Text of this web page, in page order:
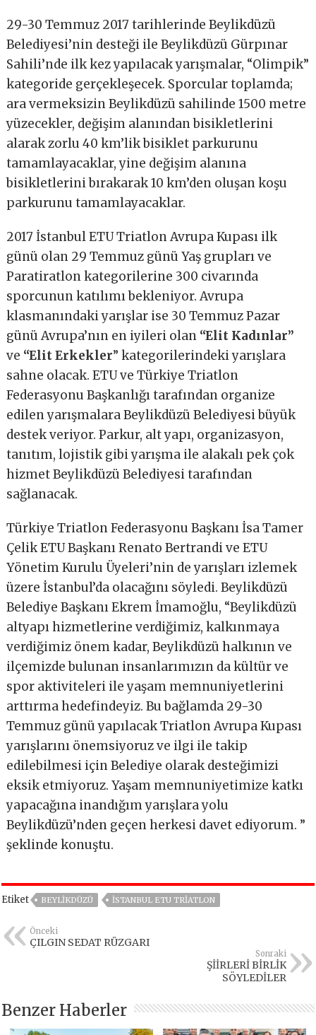
29-30 Temmuz 2017 tarihlerinde Beylikdüzü
Belediyesi’nin desteği ile Beylikdüzü Gürpınar
Sahili’nde ilk kez yapılacak yarışmalar, “Olimpik”
kategoride gerçekleşecek. Sporcular toplamda;
ara vermeksizin Beylikdüzü sahilinde 1500 metre
yüzecekler, değişim alanından bisikletlerini
alarak zorlu 40 km’lik bisiklet parkurunu
tamamlayacaklar, yine değişim alanına
bisikletlerini bırakarak 10 km’den oluşan koşu
parkurunu tamamlayacaklar.
2017 İstanbul ETU Triatlon Avrupa Kupası ilk
günü olan 29 Temmuz günü Yaş grupları ve
Paratiratlon kategorilerine 300 civarında
sporcunun katılımı bekleniyor. Avrupa
klasmanındaki yarışlar ise 30 Temmuz Pazar
günü Avrupa’nın en iyileri olan “Elit Kadınlar”
ve “Elit Erkekler” kategorilerindeki yarışlara
sahne olacak. ETU ve Türkiye Triatlon
Federasyonu Başkanlığı tarafından organize
edilen yarışmalara Beylikdüzü Belediyesi büyük
destek veriyor. Parkur, alt yapı, organizasyon,
tanıtım, lojistik gibi yarışma ile alakalı pek çok
hizmet Beylikdüzü Belediyesi tarafından
sağlanacak.
Türkiye Triatlon Federasyonu Başkanı İsa Tamer
Çelik ETU Başkanı Renato Bertrandi ve ETU
Yönetim Kurulu Üyeleri’nin de yarışları izlemek
üzere İstanbul’da olacağını söyledi. Beylikdüzü
Belediye Başkanı Ekrem İmamoğlu, “Beylikdüzü
altyapı hizmetlerine verdiğimiz, kalkınmaya
verdiğimiz önem kadar, Beylikdüzü halkının ve
ilçemizde bulunan insanlarımızın da kültür ve
spor aktiviteleri ile yaşam memnuniyetlerini
arttırma hedefindeyiz. Bu bağlamda 29-30
Temmuz günü yapılacak Triatlon Avrupa Kupası
yarışlarını önemsiyoruz ve ilgi ile takip
edilebilmesi için Belediye olarak desteğimizi
eksik etmiyoruz. Yaşam memnuniyetimize katkı
yapacağına inandığım yarışlara yolu
Beylikdüzü’nden geçen herkesi davet ediyorum. ”
şeklinde konuştu.
Etiket BEYLIKDÜZÜ İSTANBUL ETU TRİATLON
Önceki
ÇILGIN SEDAT RÜZGARI
Sonraki
ŞİİRLERİ BİRLİK
SÖYLEDİLER
Benzer Haberler